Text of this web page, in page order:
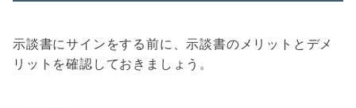
示談書にサインをする前に、示談書のメリットとデメ
リットを確認しておきましょう。